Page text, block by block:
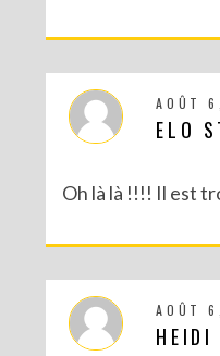
AOÛT
ELO
Oh là là !!!! Il est
AOÛT
HEIDI